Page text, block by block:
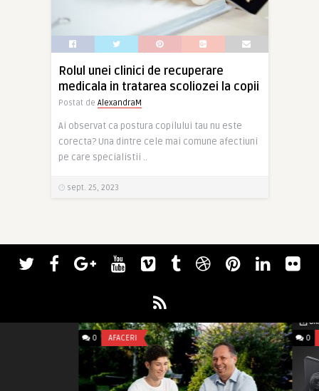
Rolul unei clinici de recuperare
medicala in tratarea scoliozei la copii
Postat de AlexandraM
Ai observat ca postura copilului tau nu este
corecta? Una dintre cele mai comune afectiuni
pe care specialistii ..
sept. 25, 2023
0